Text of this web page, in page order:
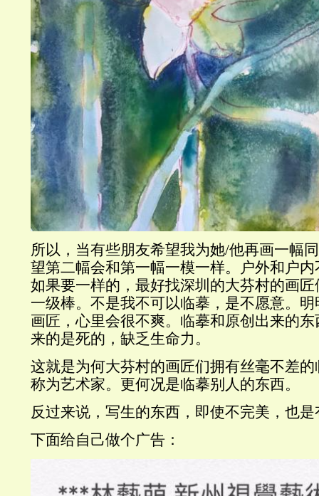
所以，当有些朋友希望我为她/他再画一幅
望第二幅会和第一幅一模一样。户外和户
如果要一样的，最好找深圳的大芬村的画
一级棒。不是我不可以临摹，是不愿意。
画匠，心里会很不爽。临摹和原创出来的
来的是死的，缺乏生命力。
这就是为何大芬村的画匠们拥有丝毫不差
称为艺术家。更何况是临摹别人的东西。
反过来说，写生的东西，即使不完美，也
下面给自己做个广告：